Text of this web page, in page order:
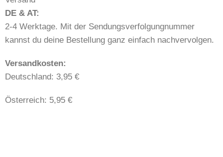
DE & AT:
2-4 Werktage. Mit der Sendungsverfolgungnummer
kannst du deine Bestellung ganz einfach nachvervolgen.
​​Versandkosten:
Deutschland: 3,95 €
Österreich: 5,95 €